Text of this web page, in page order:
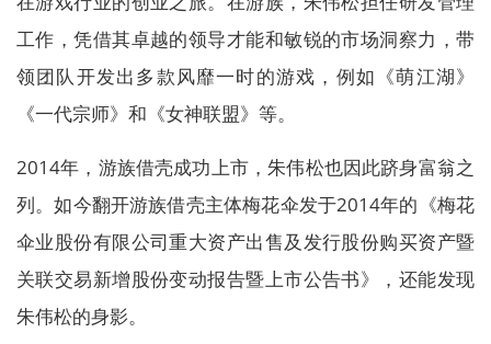
工作，凭借其卓越的领导才能和敏锐的市场洞察力，带
领团队开发出多款风靡一时的游戏，例如《萌江湖》
《一代宗师》和《女神联盟》等。
2014年，游族借壳成功上市，朱伟松也因此跻身富翁之
列。如今翻开游族借壳主体梅花伞发于2014年的《梅花
伞业股份有限公司重大资产出售及发行股份购买资产暨
关联交易新增股份变动报告暨上市公告书》，还能发现
朱伟松的身影。